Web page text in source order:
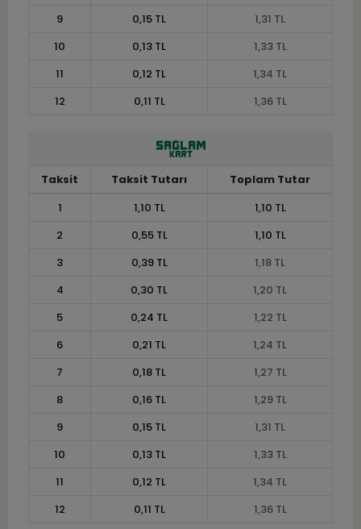
9
0,15 TL
1,31 TL
10
0,13 TL
1,33 TL
11
0,12 TL
1,34 TL
12
0,11 TL 1,36 TL
Taksit Taksit Tutarı
Toplam Tutar
1
1,10 TL
1,10 TL
2
0,55 TL
1,10 TL
3
0,39 TL
1,18 TL
4
0,30 TL
1,20 TL
5
0,24 TL
1,22 TL
6
0,21 TL
1,24 TL
7
0,18 TL
1,27 TL
8
0,16 TL
1,29 TL
9
0,15 TL
1,31 TL
10
0,13 TL
1,33 TL
11
0,12 TL
1,34 TL
12
0,11 TL 1,36 TL